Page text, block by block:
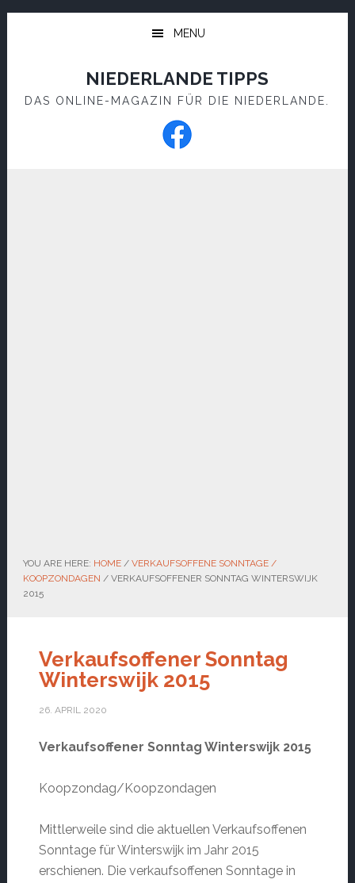
Skip
Skip
MENU
NIEDERLANDE TIPPS
DAS ONLINE-MAGAZIN FÜR DIE NIEDERLANDE.
YOU ARE HERE: HOME / VERKAUFSOFFENE SONNTAGE /
KOOPZONDAGEN /VERKAUFSOFFENER SONNTAG WINTERSWIJK
2015
Verkaufsoffener Sonntag
Winterswijk 2015
26. APRIL 2020
Verkaufsoffener Sonntag Winterswijk 2015
Koopzondag/Koopzondagen
Mittlerweile sind die aktuellen Verkaufsoffenen
Sonntage für Winterswijk im Jahr 2015
erschienen. Die verkaufsoffenen Sonntage in